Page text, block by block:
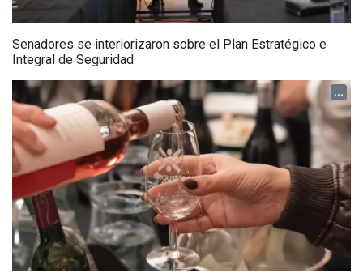
Senadores se interiorizaron sobre el Plan Estratégico e
Integral de Seguridad
...